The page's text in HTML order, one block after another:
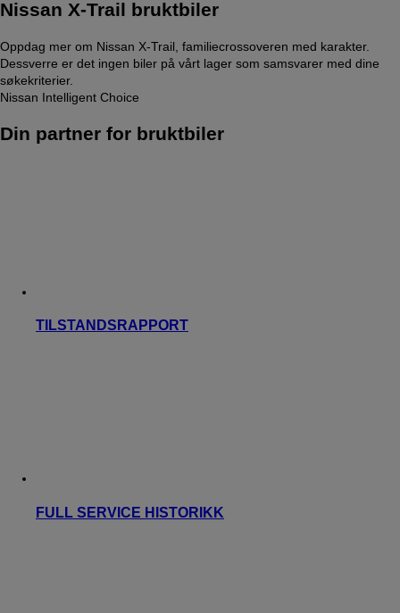
Nissan X-Trail bruktbiler
Oppdag mer om Nissan X-Trail, familiecrossoveren med karakter.
Dessverre er det ingen biler på vårt lager som samsvarer med dine
søkekriterier.
Nissan Intelligent Choice
Din partner for bruktbiler
TILSTANDSRAPPORT
FULL SERVICE HISTORIKK